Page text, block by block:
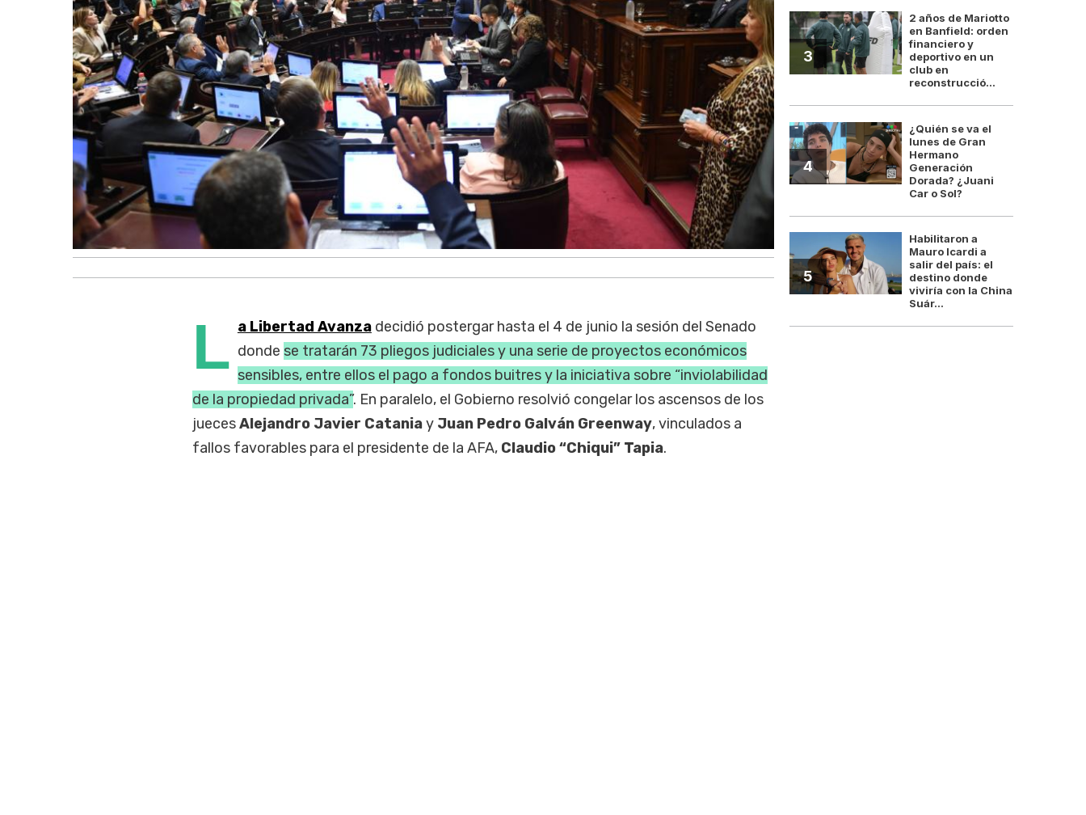
L a Libertad Avanzadecidió postergar hasta el 4 de junio la sesión del Senado
donde se tratarán 73 pliegos judiciales y una serie de proyectos económicos
sensibles, entre ellos el pago a fondos buitres y la iniciativa sobre “inviolabilidad
de la propiedad privada”. En paralelo, el Gobierno resolvió congelar los ascensos de los
juecesAlejandro Javier Cataniay Juan Pedro Galván Greenway, vinculados a
fallos favorables para el presidente de la AFA, Claudio “Chiqui” Tapia.
3
2 años de Mariotto
en Banfield: orden
financiero y
deportivo en un
club en
reconstrucció...
4
¿Quién se va el
lunes de Gran
Hermano
Generación
Dorada? ¿Juani
Car o Sol?
5
Habilitaron a
Mauro Icardi a
salir del país: el
destino donde
viviría con la China
Suár...